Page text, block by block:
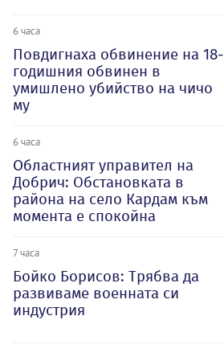
6 часа
Повдигнаха обвинение на 18-
годишния обвинен в
умишлено убийство на чичо
му
6 часа
Oбластният управител на
Добрич: Обстановката в
района на село Кардам към
момента е спокойна
7 часа
Бойко Борисов: Трябва да
развиваме военната си
индустрия